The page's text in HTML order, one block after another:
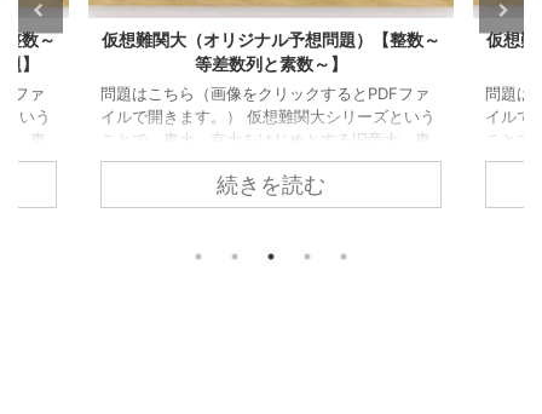
整数～
ファ
いう
、東
国公
い」
仮想難関大（オリジナル予想問題）【幾何～
垂心～】
問題はこちら（画像をクリックするとPDFファ
イルで開きます。） 仮想難関大シリーズという
ことで、東大、京大をはじめとする旧帝大、東
工大、国公立大学医学部医学科などの難関国公
立大を想定したオリジナルの自作問題です。
「手垢の付いていない問題で力試しがしたい」
問題です。 重心や外心、内心などは幾何的性質
続きを読む
仮想難
問題は
イルで
ことで
工大、
「手垢